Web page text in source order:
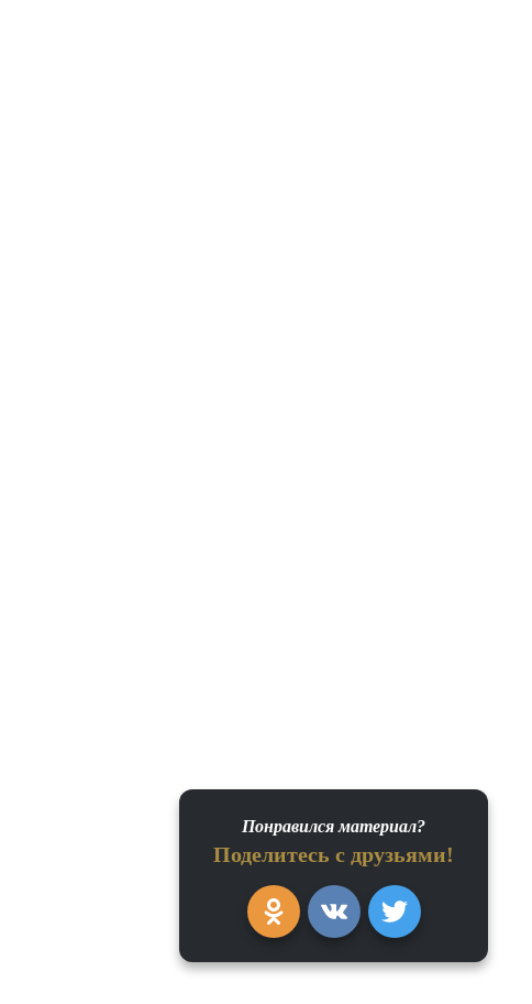
Понравился материал?
Поделитесь с друзьями!